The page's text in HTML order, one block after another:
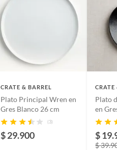
moderno y atemporal.
Apto para lavavajillas,
microondas, horno (hasta
150 °C) y congelador.
Individual
Gres
CRATE & BARREL
Plato Principal Wren en
Gres Blanco 26 cm
(3)
$ 29.900
CRATE
Plato
en
$
$